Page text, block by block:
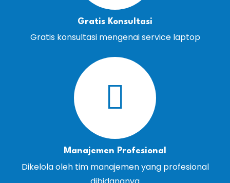
Gratis Konsultasi
Gratis konsultasi mengenai service laptop
Manajemen Profesional
Dikelola oleh tim manajemen yang profesional